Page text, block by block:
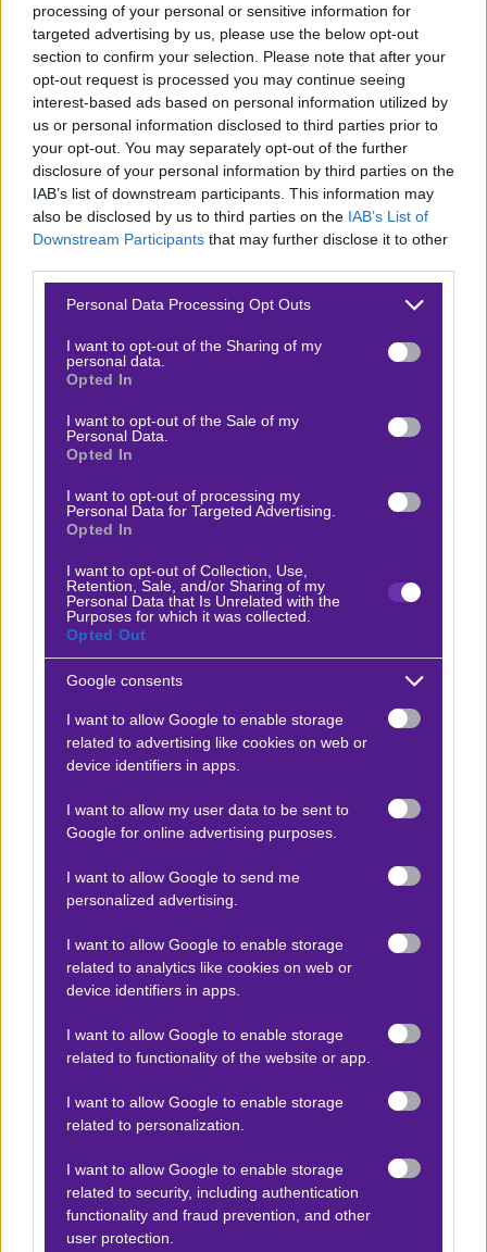
processing of your personal or sensitive information for
targeted advertising by us, please use the below opt-out
section to confirm your selection. Please note that after your
opt-out request is processed you may continue seeing
interest-based ads based on personal information utilized by
us or personal information disclosed to third parties prior to
your opt-out. You may separately opt-out of the further
disclosure of your personal information by third parties on the
IAB’s list of downstream participants. This information may
also be disclosed by us to third parties on the IAB’s List of
Downstream Participants that may further disclose it to other
Please note that this website/app uses one or more Google
not limited to your visit or usage behaviour. You may click to
grant or deny consent to Google and its third-party tags to
use your data for below specified purposes in below Google
consent section.
Personal Data Processing Opt Outs
I want to opt-out of the Sharing of my
personal data.
Opted In
I want to opt-out of the Sale of my
Personal Data.
Opted In
I want to opt-out of processing my
Personal Data for Targeted Advertising.
Opted In
I want to opt-out of Collection, Use,
Retention, Sale, and/or Sharing of my
Personal Data that Is Unrelated with the
Purposes for which it was collected.
Opted Out
Google consents
I want to allow Google to enable storage
related to advertising like cookies on web or
device identifiers in apps.
I want to allow my user data to be sent to
Google for online advertising purposes.
I want to allow Google to send me
personalized advertising.
I want to allow Google to enable storage
related to analytics like cookies on web or
device identifiers in apps.
I want to allow Google to enable storage
related to functionality of the website or app.
I want to allow Google to enable storage
related to personalization.
I want to allow Google to enable storage
related to security, including authentication
functionality and fraud prevention, and other
user protection.
Πέρα από το Mission, μην ξεχάσεις και το Master
Weekly Edition, όπου έχεις τη δυνατότητα να
διεκδικήσεις 50.000€ σε μετρητά αυτό το
Σαββατοκύριακο. Σε αυτό, ξεχωρίζουν οι αναμετρήσεις
Ολυμπιακός – Λεβαδειακός και Παναιτωλικός –
Παναθηναϊκός, τις οποίες μπορείς να απολαύσεις
δωρεάν με την εγγραφή σου στη Stoiximan και
κάνοντας χρήση του κωδικού COSMOTETV.
Προσφορά γνωριμίας* από τη Stoiximan με 1 μήνες
Cosmote TV & επιπλέον σούπερ έπαθλα*!
Αν επιθυμείς να γίνεις μέλος της Stoiximan, αξίζει να το
κάνεις κάπου εδώ. Με την
αυτόματα 310 δώρα* χωρίς κατάθεση
και μία μέρα
δωρεάν* πρόσβαση στην πλατφόρμα και το αθλητικό
περιεχόμενο της Cosmote TV! Αν προχωρήσεις και στην
πρώτη σου κατάθεση αμέσως μετά, τα δώρα* γίνονται
πρόσβασης στην Cosmote TV!
H Stoiximan Super League, οι διοργανώσεις της UEFA,
το ΝΒΑ και πόσα ακόμα, έρχονται στην οθόνη σου!
ΕΘΙΣΜΟΥ & ΑΠΩΛΕΙΑΣ ΠΕΡΙΟΥΣΙΑΣ| ΓΡΑΜΜΗ
ΒΟΗΘΕΙΑΣ ΚΕΘΕΑ: 2109237777 | ΠΑΙΞΕ ΥΠΕΥΘΥΝΑ
*Ισχύουν Όροι & Προϋποθέσεις
Προσφορές*
ΒΑΘΜΟΛΟΓΙΕΣ
Super league
Βαθμολογίες Aγγλία – Premier league
Βαθμολογίες Γερμανίας – Bundesliga
Βαθμολογίες Ιταλίας- Serie A
Βαθμολογίες Γαλλίας-League 1